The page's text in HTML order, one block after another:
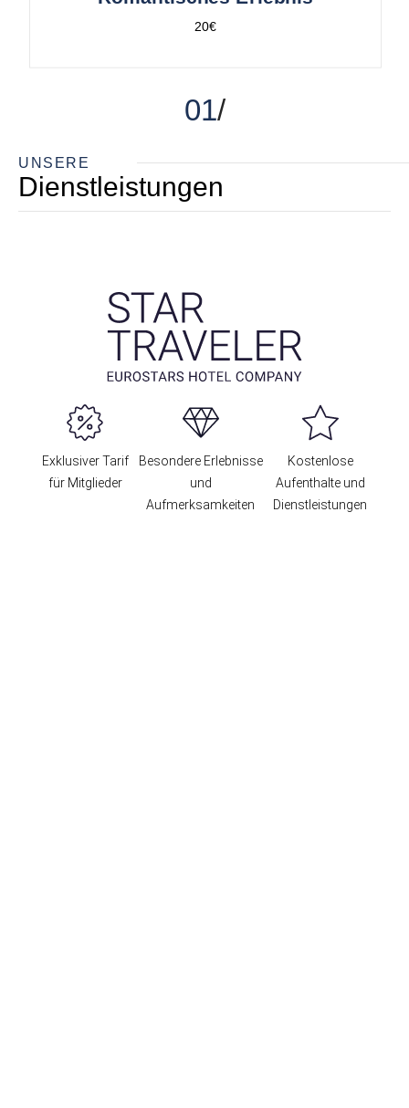
01
20€
UNSERE
Dienstleistungen
Exklusiver Tarif
für Mitglieder
Besondere Erlebnisse
und
Aufmerksamkeiten
Kostenlose
Aufenthalte und
Dienstleistungen